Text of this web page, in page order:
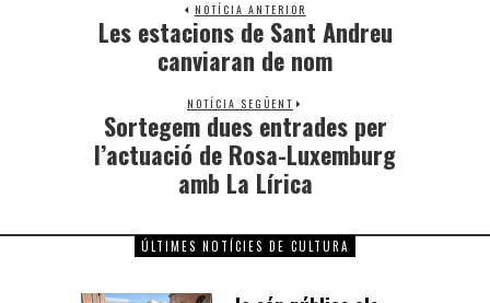
NOTÍCIA ANTERIOR
Les estacions de Sant Andreu
canviaran de nom
NOTÍCIA SEGÜENT
Sortegem dues entrades per
l’actuació de Rosa-Luxemburg
amb La Lírica
ÚLTIMES NOTÍCIES DE CULTURA